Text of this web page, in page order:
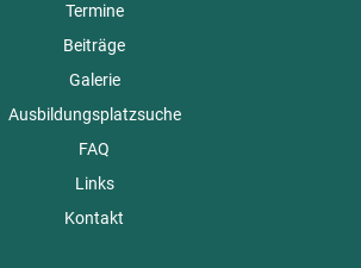
Termine
Beiträge
Galerie
Ausbildungsplatzsuche
FAQ
Links
Kontakt